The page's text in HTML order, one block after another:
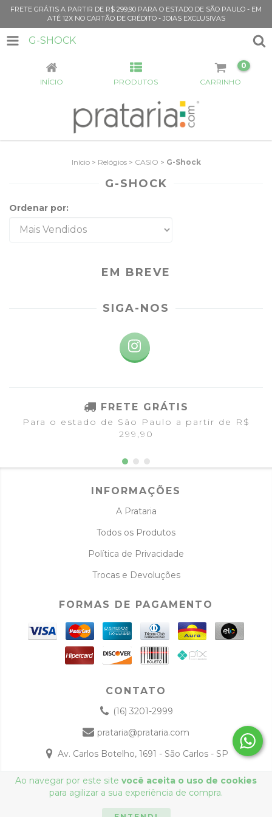
FRETE GRÁTIS A PARTIR DE R$ 299,90 PARA O ESTADO DE SÃO PAULO - EM
ATÉ 12X NO CARTÃO DE CRÉDITO - JOIAS EXCLUSIVAS
G-SHOCK
INÍCIO PRODUTOS CARRINHO
0
Ao navegar por este site você aceita o uso de cookies
para agilizar a sua experiência de compra.
Início > Relógios > CASIO > G-Shock
G-SHOCK
Ordenar por:
EM BREVE
SIGA-NOS
FRETE GRÁTIS
Para o estado de São Paulo a partir de R$
299,90
INFORMAÇÕES
A Prataria
Todos os Produtos
Política de Privacidade
Trocas e Devoluções
FORMAS DE PAGAMENTO
CONTATO
(16) 3201-2999
prataria@prataria.com
Av. Carlos Botelho, 1691 - São Carlos - SP
Copyright Prataria.com - 12991613000117 - 2026. Todos os
direitos reservados.